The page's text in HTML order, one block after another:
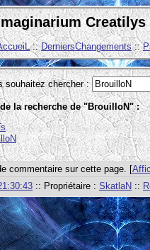
Creatilys
::DerniersChangements::
souhaitez chercher :
la recherche de "BrouilloN" :
commentaire sur cette page. [
:: Propriétaire : SkatlaN ::